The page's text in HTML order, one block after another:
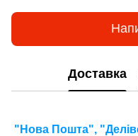
Доставка
"Нова Пошта",